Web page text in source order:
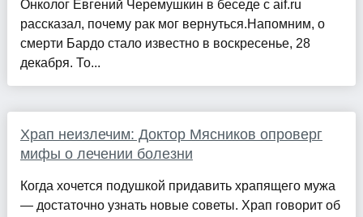
Онколог Евгений Черемушкин в беседе с aif.ru
рассказал, почему рак мог вернуться.Напомним, о
смерти Бардо стало известно в воскресенье, 28
декабря. То...
Храп неизлечим: Доктор Мясников опроверг
мифы о лечении болезни
Когда хочется подушкой придавить храпящего мужа
— достаточно узнать новые советы. Храп говорит об